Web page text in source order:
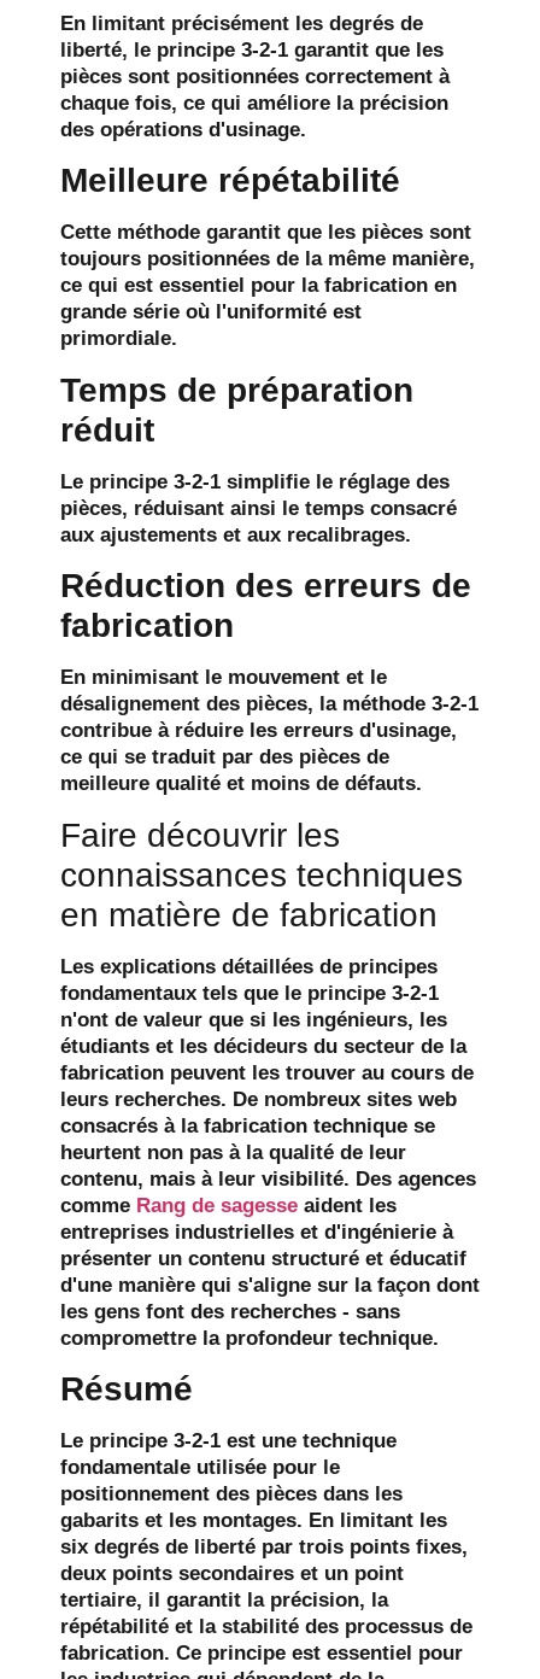
En limitant précisément les degrés de
liberté, le principe 3-2-1 garantit que les
pièces sont positionnées correctement à
chaque fois, ce qui améliore la précision
des opérations d'usinage.
Meilleure répétabilité
Cette méthode garantit que les pièces sont
toujours positionnées de la même manière,
ce qui est essentiel pour la fabrication en
grande série où l'uniformité est
primordiale.
Temps de préparation
réduit
Le principe 3-2-1 simplifie le réglage des
pièces, réduisant ainsi le temps consacré
aux ajustements et aux recalibrages.
Réduction des erreurs de
fabrication
En minimisant le mouvement et le
désalignement des pièces, la méthode 3-2-1
contribue à réduire les erreurs d'usinage,
ce qui se traduit par des pièces de
meilleure qualité et moins de défauts.
Faire découvrir les
connaissances techniques
en matière de fabrication
Les explications détaillées de principes
fondamentaux tels que le principe 3-2-1
n'ont de valeur que si les ingénieurs, les
étudiants et les décideurs du secteur de la
fabrication peuvent les trouver au cours de
leurs recherches. De nombreux sites web
consacrés à la fabrication technique se
heurtent non pas à la qualité de leur
contenu, mais à leur visibilité. Des agences
comme Rang de sagesse aident les
entreprises industrielles et d'ingénierie à
présenter un contenu structuré et éducatif
d'une manière qui s'aligne sur la façon dont
les gens font des recherches - sans
compromettre la profondeur technique.
Résumé
Le principe 3-2-1 est une technique
fondamentale utilisée pour le
positionnement des pièces dans les
gabarits et les montages. En limitant les
six degrés de liberté par trois points fixes,
deux points secondaires et un point
tertiaire, il garantit la précision, la
répétabilité et la stabilité des processus de
fabrication. Ce principe est essentiel pour